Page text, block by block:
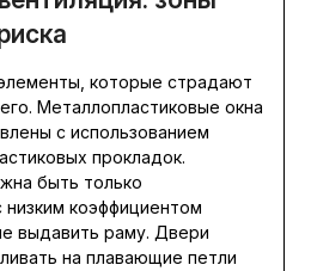
которые страдают
Металлопластиковые окна
с использованием
прокладок.
быть только
коэффициентом
выдавить раму. Двери
на плавающие петли